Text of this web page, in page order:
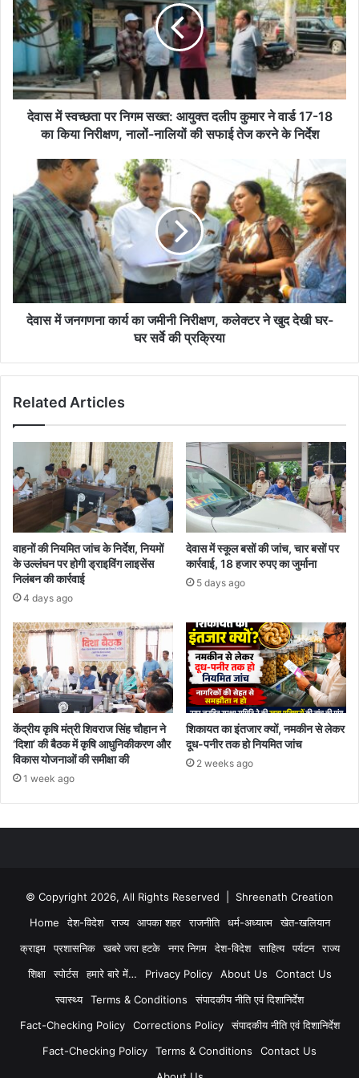
पर
निगम
सख्त:
दलीप
कुमार
किया
निरीक्षण,
नालों-
नालियों
की
सफाई
तेज
करने
देवास में स्वच्छता पर निगम सख्त: आयुक्त दलीप कुमार ने वार्ड 17-18
का किया निरीक्षण, नालों-नालियों की सफाई तेज करने के निर्देश
जनगणना
कार्य
का
जमीनी
निरीक्षण,
कलेक्टर
ने
की
देवास में जनगणना कार्य का जमीनी निरीक्षण, कलेक्टर ने खुद देखी घर-
घर सर्वे की प्रक्रिया
Related Articles
वाहनों की नियमित जांच के निर्देश, नियमों
के उल्लंघन पर होगी ड्राइविंग लाइसेंस
निलंबन की कार्रवाई
4 days ago
देवास में स्कूल बसों की जांच, चार बसों पर
कार्रवाई, 18 हजार रुपए का जुर्माना
5 days ago
केंद्रीय कृषि मंत्री शिवराज सिंह चौहान ने
‘दिशा’ की बैठक में कृषि आधुनिकीकरण और
विकास योजनाओं की समीक्षा की
1 week ago
शिकायत का इंतजार क्यों, नमकीन से लेकर
दूध-पनीर तक हो नियमित जांच
2 weeks ago
© Copyright 2026, All Rights Reserved | Shreenath Creation
Home
देश-विदेश राज्य आपका शहर राजनीति धर्म-अध्यात्म
खेत-खलियान
क्राइम
प्रशासनिक खबरे जरा हटके नगर निगम देश-विदेश साहित्य पर्यटन
राज्य
शिक्षा
स्पोर्टस हमारे बारे में… Privacy Policy About Us
Contact Us
स्वास्थ्य
Terms & Conditions
संपादकीय नीति एवं दिशानिर्देश
Fact-Checking Policy
Corrections Policy
संपादकीय नीति एवं दिशानिर्देश
Fact-Checking Policy
Terms & Conditions
Contact Us